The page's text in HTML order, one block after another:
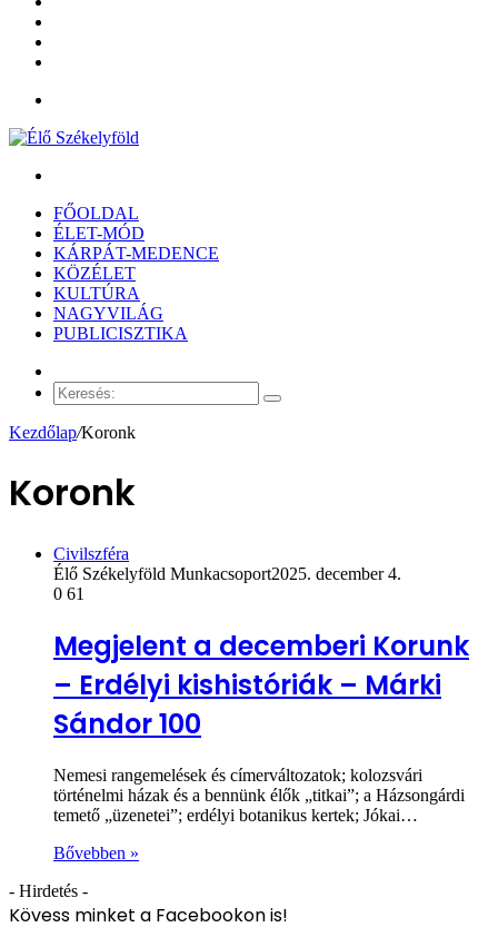
FŐOLDAL
ÉLET-MÓD
KÁRPÁT-MEDENCE
KÖZÉLET
KULTÚRA
NAGYVILÁG
PUBLICISZTIKA
cikk
Keresés:
Kezdőlap/Koronk
Koronk
Civilszféra
Élő Székelyföld Munkacsoport2025. december 4.
0 61
Megjelent a decemberi Korunk
– Erdélyi kishistóriák – Márki
Sándor 100
Nemesi rangemelések és címerváltozatok; kolozsvári
történelmi házak és a bennünk élők „titkai”; a Házsongárdi
temető „üzenetei”; erdélyi botanikus kertek; Jókai…
Bővebben »
- Hirdetés -
Kövess minket a Facebookon is!